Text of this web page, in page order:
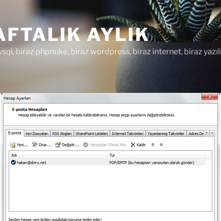
AYLIK
biraz phpnuke, biraz wordpress, biraz internet, biraz